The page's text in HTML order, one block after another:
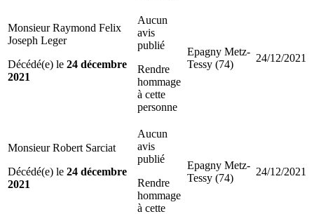
Monsieur Raymond Felix
Joseph Leger
Décédé(e) le 24 décembre
2021
Aucun
avis
publié
Rendre
hommage
à cette
personne
Epagny Metz-
Tessy (74)
24/12/2021
Monsieur Robert Sarciat
Décédé(e) le 24 décembre
2021
Aucun
avis
publié
Rendre
hommage
à cette
Epagny Metz-
Tessy (74)
24/12/2021